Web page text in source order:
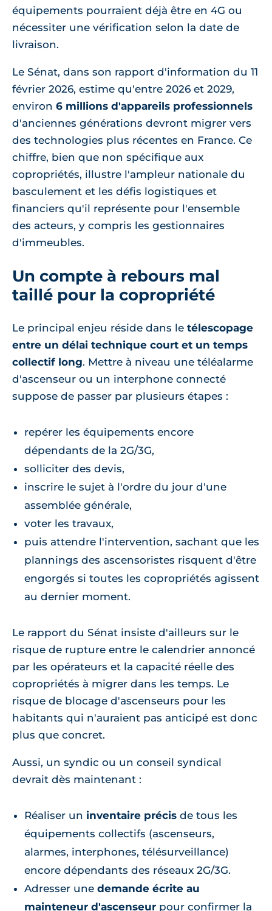
équipements pourraient déjà être en 4G ou
nécessiter une vérification selon la date de
livraison.
Le Sénat, dans son rapport d'information du 11
février 2026, estime qu'entre 2026 et 2029,
environ 6 millions d'appareils professionnels
d'anciennes générations devront migrer vers
des technologies plus récentes en France. Ce
chiffre, bien que non spécifique aux
copropriétés, illustre l'ampleur nationale du
basculement et les défis logistiques et
financiers qu'il représente pour l'ensemble
des acteurs, y compris les gestionnaires
d'immeubles.
Un compte à rebours mal
taillé pour la copropriété
Le principal enjeu réside dans le télescopage
entre un délai technique court et un temps
collectif long. Mettre à niveau une téléalarme
d'ascenseur ou un interphone connecté
suppose de passer par plusieurs étapes :
repérer les équipements encore
dépendants de la 2G/3G,
solliciter des devis,
inscrire le sujet à l'ordre du jour d'une
assemblée générale,
voter les travaux,
puis attendre l'intervention, sachant que les
plannings des ascensoristes risquent d'être
engorgés si toutes les copropriétés agissent
au dernier moment.
Le rapport du Sénat insiste d'ailleurs sur le
risque de rupture entre le calendrier annoncé
par les opérateurs et la capacité réelle des
copropriétés à migrer dans les temps. Le
risque de blocage d'ascenseurs pour les
habitants qui n'auraient pas anticipé est donc
plus que concret.
Aussi, un syndic ou un conseil syndical
devrait dès maintenant :
Réaliser un inventaire précis de tous les
équipements collectifs (ascenseurs,
alarmes, interphones, télésurveillance)
encore dépendants des réseaux 2G/3G.
Adresser une demande écrite au
mainteneur d'ascenseur pour confirmer la